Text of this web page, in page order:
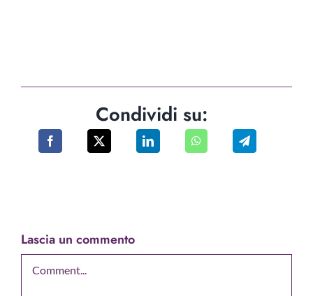
Condividi su:
Lascia un commento